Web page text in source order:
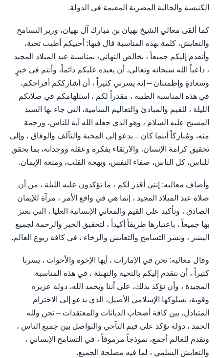
الكنيسة والجالية المصرية المقيمة في الدولة.
كما ألقى معالي الشيخ نهيان بن مبارك آل نهيان، وزير التسامح
والتعايش، كلمة بهذه المناسبة قال فيها: أحييكم أطيب تحية،
وأتقدم إليكم جميعاً ، بخالص التهاني، بمناسبة عيد الميلاد المجيد
، داعياً الله سبحانه وتعالى، أن يعيده عليكم دائماً، وأنتم في خيرٍ
وسعادةٍ وإطمئنان – إنه يسرني كثيراً ، أن أشارككم أفراحكم،
في هذه المناسبة الطيبة ، مقدراً لكم ، استلهامكم في صلاتكم
الليلة ، للقيم والمبادئ والتعاليم السامية، التي جاء بها السيد
المسيح عليه السلام ، وهو الذي جعله الله آية للناس، ورحمة
منه، ومُباركاً أينما كان .. يدعو إلى المحبة والتآلف والوفاق ، وإلى
تحقيق كرامة الإنسان، والارتقاء بفكره وعقله ووجدانه، بما يحقق
للناس، كل الناس، صفاء النفس، وبهجة القلب، ومتعة الإيمان.
وأضاف معاليه: إنني أقدر لكم ، ما تؤكدون عليه الليلة ، من أن
صلاة عيد الميلاد المجيد ، إنما هي في واقع الأمر ، مرآة للإيمان
الصادق ، وتأكيد على القيم والمعاني الإنسانية العليا ، التي نعتز
بها جميعاً ، باعتبارها طريقاً أكيداً ، لتحقيق الخير والرحمة لجميع
البشر ، ونشر التسامح والتعايش والرخاء ، في كافة ربوع العالم.
وقال معاليه: نحن في الإمارات ، أيها الإخوة والأخوات ، يسرنا
كثيراً ، أن نتقدم إليكم بالتحية والتهنئة ، في هذه المناسبة
المجيدة ، وأن نؤكد بذلك، على أننا وبحمد الله، دولة عزيزة
وقوية، بسلوكها الإسلامي الأصيل، الذي يدعو إلى الاحترام
المتبادل، بين كافة أصحاب الديانات والمعتقدات – نحن ولله
الحمد ، دولة تؤكد على قيم التآخي والتواصل بين جميع الناس ،
وتقدم للعالم أجمع، نموذجاً مرموقاً ، في التسامح الإنساني ،
والتعايش السلمي ، لما فيه مصلحة الجميع.